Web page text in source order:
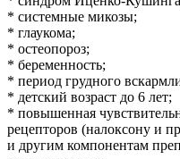
* системные микозы;
* глаукома;
* остеопороз;
* беременность;
* период грудного
* детский возраст до 6 лет;
* повышенная
рецепторов (налоксону и
и другим компонентам